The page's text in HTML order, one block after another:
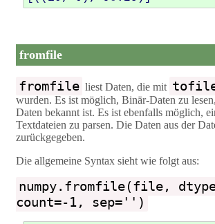
fromfile
fromfile liest Daten, die mit
wurden. Es ist möglich, Binär-Daten zu
Daten bekannt ist. Es ist ebenfalls möglich,
Textdateien zu parsen. Die Daten aus der
zurückgegeben.
Die allgemeine Syntax sieht wie folgt aus:
numpy.fromfile(file,
count=-1, sep='')